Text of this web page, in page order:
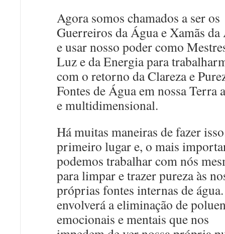
Agora somos chamados a ser os
Guerreiros da Água e Xamãs da
e usar nosso poder como
Luz e da Energia para
com o retorno da Clareza e
Fontes de Água em nossa Terra
e multidimensional.
Há muitas maneiras de fazer
primeiro lugar e, o mais
podemos trabalhar com nós
para limpar e trazer pureza às
próprias fontes internas de
envolverá a eliminação de
emocionais e mentais que nos